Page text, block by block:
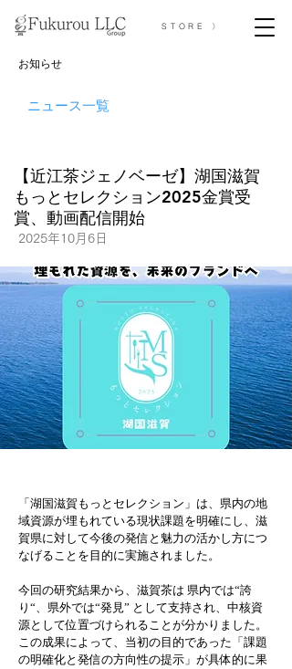
STORE 〉
お知らせ
ニュース一覧
【近江茶ジェノベーゼ】湖国滋賀
もっとセレクション2025金賞受
賞、動画配信開始
2025年10月6日
「湖国滋賀もっとセレクション」は、県内の地
域資源が埋もれている現状課題を明確にし、滋
賀県に対して今後の発信と魅力の活かし方につ
なげることを目的に実施されました。
今回の研究結果から、滋賀茶は 県内では“誇
り“、県外では“発見” として支持され、中核資
源として位置づけられることが分かりました。
この成果によって、当初の目的であった「課題
の明確化と発信の方向性の提示」が具体的に果